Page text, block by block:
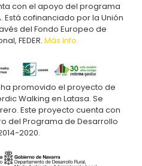
con el apoyo del programa
Está cofinanciado por la Unión
del Fondo Europeo de
FEDER. Más Info.
promovido el proyecto de
Walking en Latasa. Se
Este proyecto cuenta con
del Programa de Desarrollo
2020.